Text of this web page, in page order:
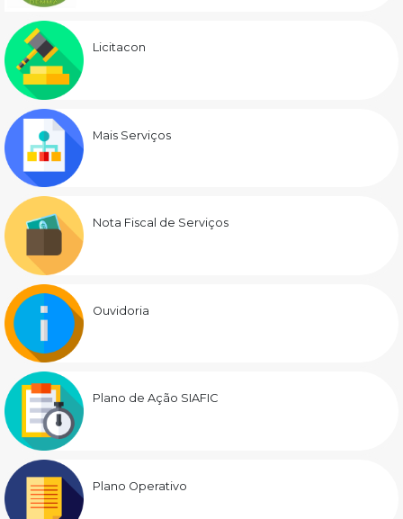
Licitacon
Mais Serviços
Nota Fiscal de Serviços
Ouvidoria
Plano de Ação SIAFIC
Plano Operativo